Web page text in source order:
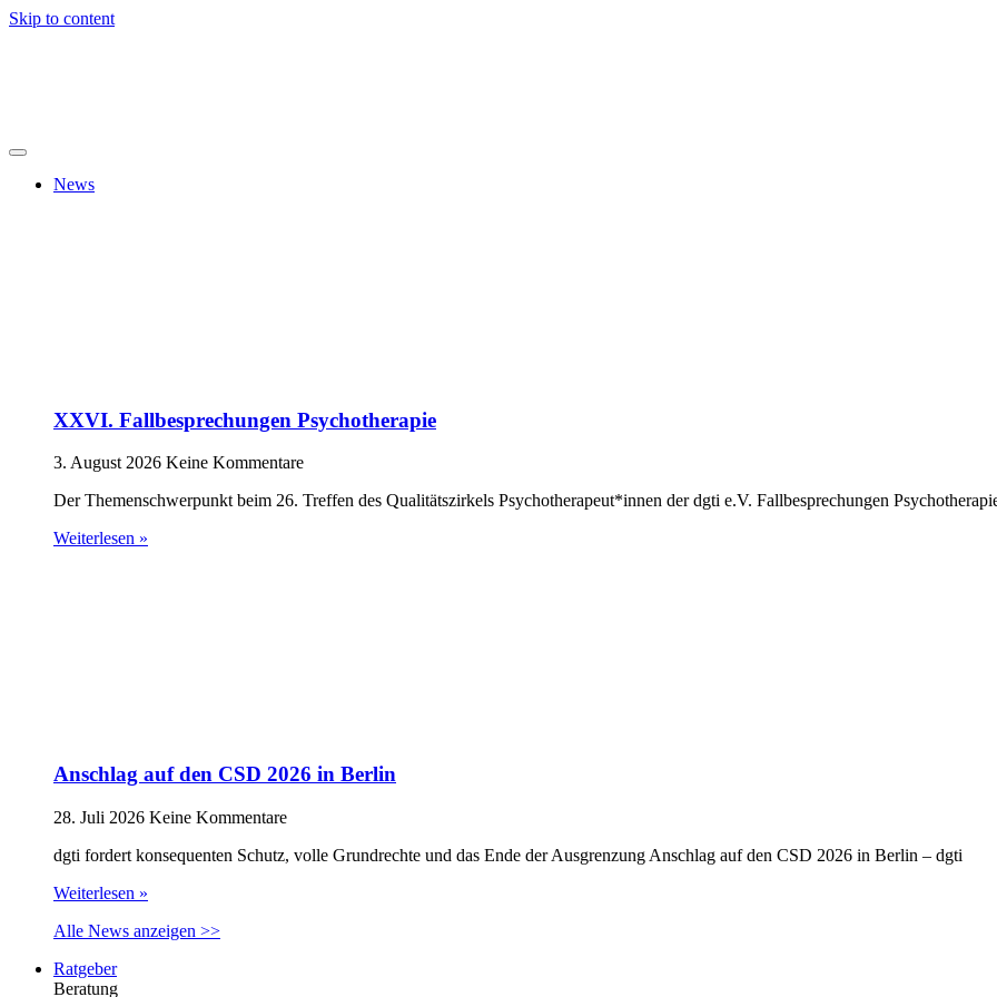
Skip to content
News
XXVI. Fallbesprechungen Psychotherapie
3. August 2026 Keine Kommentare
Der Themenschwerpunkt beim 26. Treffen des Qualitätszirkels Psychotherapeut*innen der dgti e.V. Fallbesprechungen
Weiterlesen »
Anschlag auf den CSD 2026 in Berlin
28. Juli 2026 Keine Kommentare
dgti fordert konsequenten Schutz, volle Grundrechte und das Ende der Ausgrenzung Anschlag auf den CSD 2026 in Berlin – dgti
Weiterlesen »
Alle News anzeigen >>
Ratgeber
Beratung